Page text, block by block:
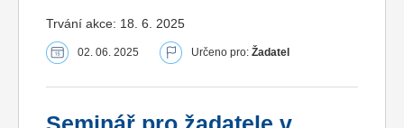
Trvání akce: 18. 6. 2025
02. 06. 2025 Určeno pro: Žadatel